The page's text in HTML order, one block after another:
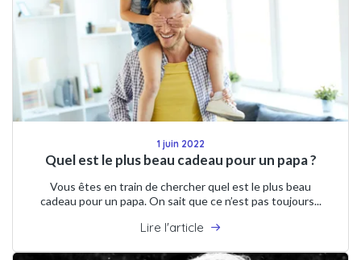
1 juin 2022
Quel est le plus beau cadeau pour un papa ?
Vous êtes en train de chercher quel est le plus beau
cadeau pour un papa. On sait que ce n’est pas toujours...
Lire l'article